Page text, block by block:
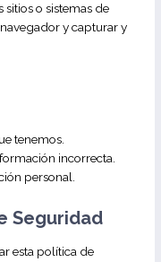
o sistemas de
y capturar y
tenemos.
incorrecta.
personal.
Seguridad
esta política de